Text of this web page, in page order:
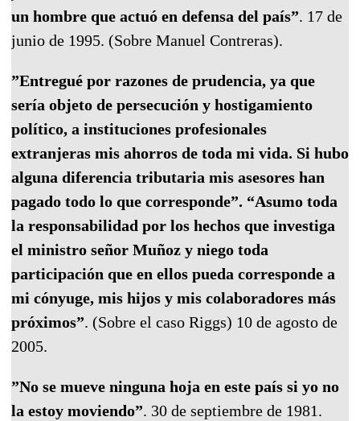
un hombre que actuó en defensa del país”. 17 de
junio de 1995. (Sobre Manuel Contreras).
”Entregué por razones de prudencia, ya que
sería objeto de persecución y hostigamiento
político, a instituciones profesionales
extranjeras mis ahorros de toda mi vida. Si hubo
alguna diferencia tributaria mis asesores han
pagado todo lo que corresponde”. “Asumo toda
la responsabilidad por los hechos que investiga
el ministro señor Muñoz y niego toda
participación que en ellos pueda corresponde a
mi cónyuge, mis hijos y mis colaboradores más
próximos”. (Sobre el caso Riggs) 10 de agosto de
2005.
”No se mueve ninguna hoja en este país si yo no
la estoy moviendo”. 30 de septiembre de 1981.